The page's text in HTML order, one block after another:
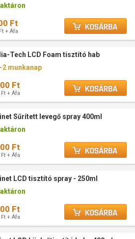
Ft
+ Áfa
Tech LCD Foam tisztító hab
2 munkanap
Ft
Ft + Áfa
Sűrített levegő spray 400ml
Ft
Ft + Áfa
LCD tisztító spray - 250ml
Ft
Ft + Áfa